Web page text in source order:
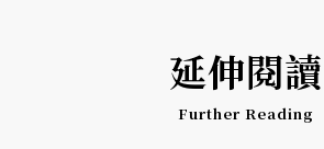
延伸閱讀
Further Reading